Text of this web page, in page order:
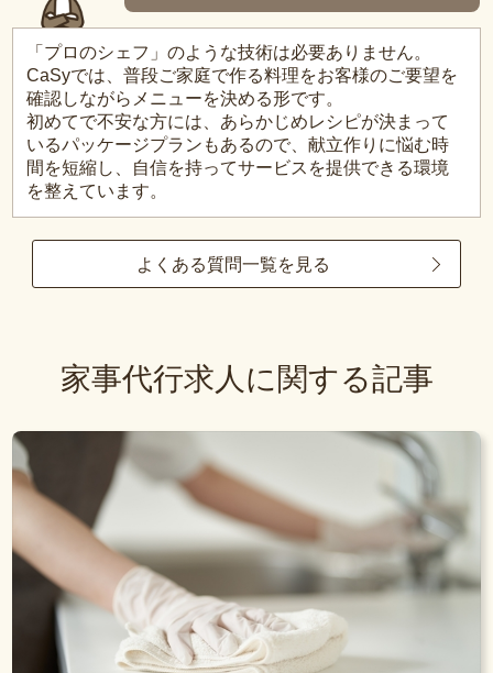
「プロのシェフ」のような技術は必要ありません。
CaSyでは、普段ご家庭で作る料理をお客様のご要望を
確認しながらメニューを決める形です。
初めてで不安な方には、あらかじめレシピが決まって
いるパッケージプランもあるので、献立作りに悩む時
間を短縮し、自信を持ってサービスを提供できる環境
を整えています。
よくある質問一覧を見る
家事代行求人に関する記事